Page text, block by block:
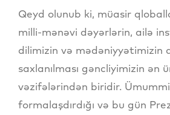
Qeyd olunub ki, müasir
milli-mənəvi dəyərlərin, ailə
dilimizin və mədəniyyətimizin
saxlanılması gəncliyimizin ən
vəzifələrindən biridir.
formalaşdırdığı və bu gün